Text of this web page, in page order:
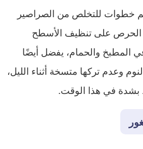
خطوات للتخلص من الصراصير
الحرص على تنظيف الأسطح
والحمام، يفضل أيضًا
وعدم تركها متسخة أثناء الليل،
بشدة في هذا الوقت.